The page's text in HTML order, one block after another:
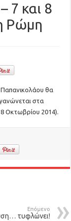
7 και 8
Ρώμη
Παπανικολάου θα
στα
8 Οκτωβρίου 2014).
Επόμενο
τυφλώνει!